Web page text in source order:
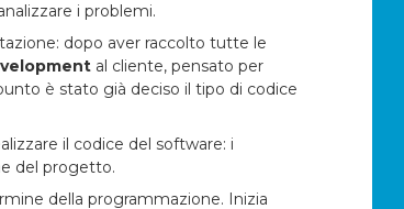
i problemi.
dopo aver raccolto tutte le
al cliente, pensato per
è stato già deciso il tipo di codice
il codice del software: i
del progetto.
della programmazione. Inizia